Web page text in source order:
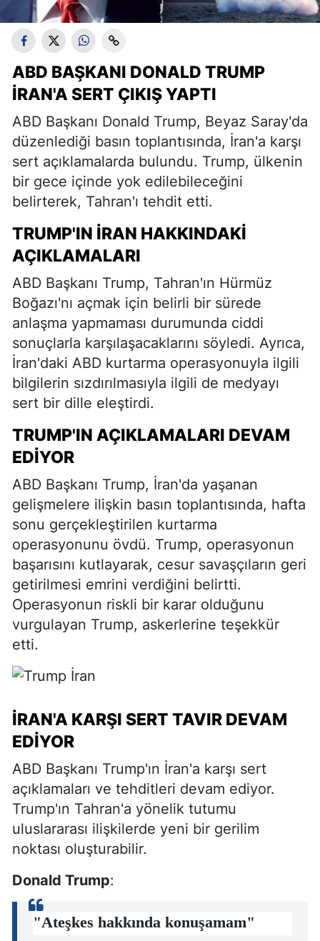
ABD BAŞKANI DONALD TRUMP
İRAN'A SERT ÇIKIŞ YAPTI
ABD Başkanı Donald Trump, Beyaz Saray'da
düzenlediği basın toplantısında, İran'a karşı
sert açıklamalarda bulundu. Trump, ülkenin
bir gece içinde yok edilebileceğini
belirterek, Tahran'ı tehdit etti.
TRUMP'IN İRAN HAKKINDAKI
AÇIKLAMALARI
ABD Başkanı Trump, Tahran'ın Hürmüz
Boğazı'nı açmak için belirli bir sürede
anlaşma yapmaması durumunda ciddi
sonuçlarla karşılaşacaklarını söyledi. Ayrıca,
İran'daki ABD kurtarma operasyonuyla ilgili
bilgilerin sızdırılmasıyla ilgili de medyayı
sert bir dille eleştirdi.
TRUMP'IN AÇIKLAMALARI DEVAM
EDIYOR
ABD Başkanı Trump, İran'da yaşanan
gelişmelere ilişkin basın toplantısında, hafta
sonu gerçekleştirilen kurtarma
operasyonunu övdü. Trump, operasyonun
başarısını kutlayarak, cesur savaşçıların geri
getirilmesi emrini verdiğini belirtti.
Operasyonun riskli bir karar olduğunu
vurgulayan Trump, askerlerine teşekkür
etti.
İRAN'A KARŞI SERT TAVIR DEVAM
EDIYOR
ABD Başkanı Trump'ın İran'a karşı sert
açıklamaları ve tehditleri devam ediyor.
Trump'ın Tahran'a yönelik tutumu
uluslararası ilişkilerde yeni bir gerilim
noktası oluşturabilir.
Donald Trump:
"Ateşkes hakkında konuşamam"